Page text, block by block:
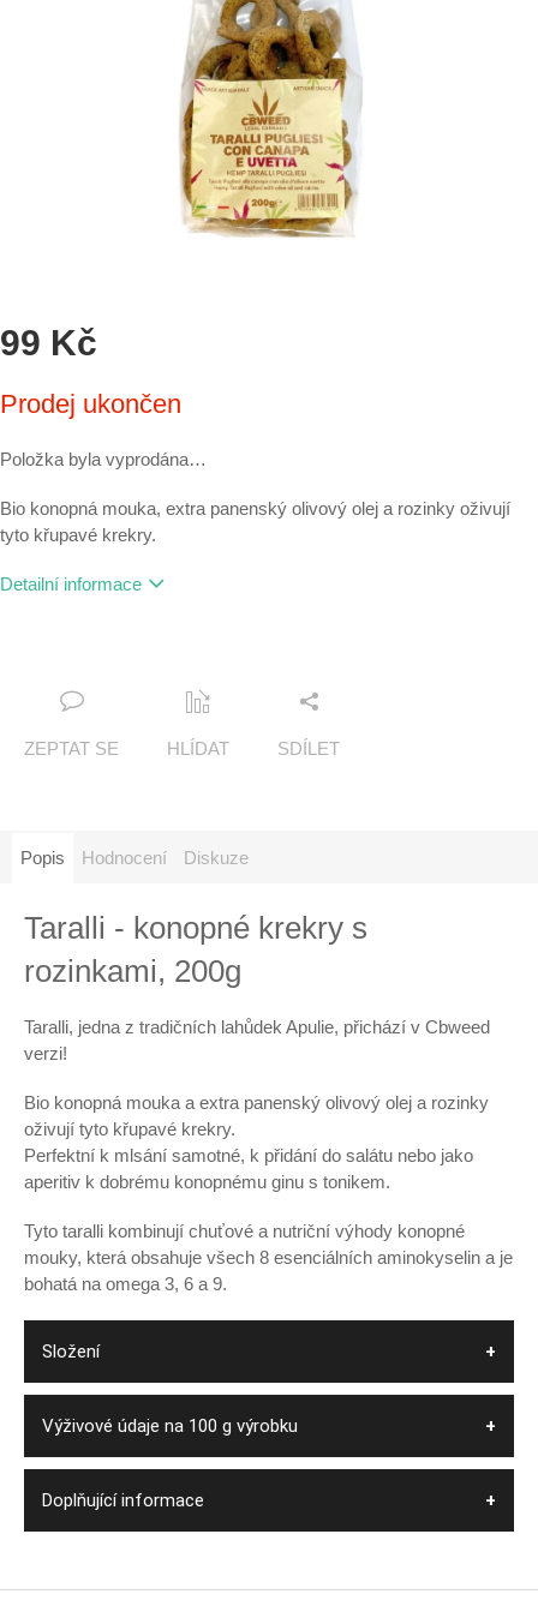
99 Kč
cena:
Prodej ukončen
Položka byla vyprodána…
Bio konopná mouka, extra panenský olivový olej a rozinky oživují
tyto křupavé krekry.
Detailní informace
ZEPTAT SE HLÍDAT SDÍLET
Popis Hodnocení Diskuze
Taralli - konopné krekry s
rozinkami, 200g
Taralli, jedna z tradičních lahůdek Apulie, přichází v Cbweed
verzi!
Bio konopná mouka a extra panenský olivový olej a rozinky
oživují tyto křupavé krekry.
Perfektní k mlsání samotné, k přidání do salátu nebo jako
aperitiv k dobrému konopnému ginu s tonikem.
Tyto taralli kombinují chuťové a nutriční výhody konopné
mouky, která obsahuje všech 8 esenciálních aminokyselin a je
bohatá na omega 3, 6 a 9.
Složení
Výživové údaje na 100 g výrobku
Doplňující informace